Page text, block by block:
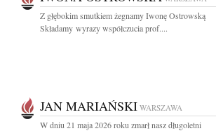
Z głębokim smutkiem żegnamy Iwonę Ostrowską
Składamy wyrazy współczucia prof....
JAN MARIAŃSKI WARSZAWA
W dniu 21 maja 2026 roku zmarł nasz długoletni